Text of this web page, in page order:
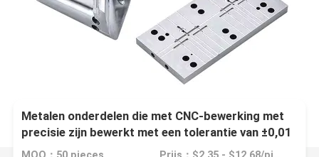
Metalen onderdelen die met CNC-bewerking met
precisie zijn bewerkt met een tolerantie van ±0,01
mm